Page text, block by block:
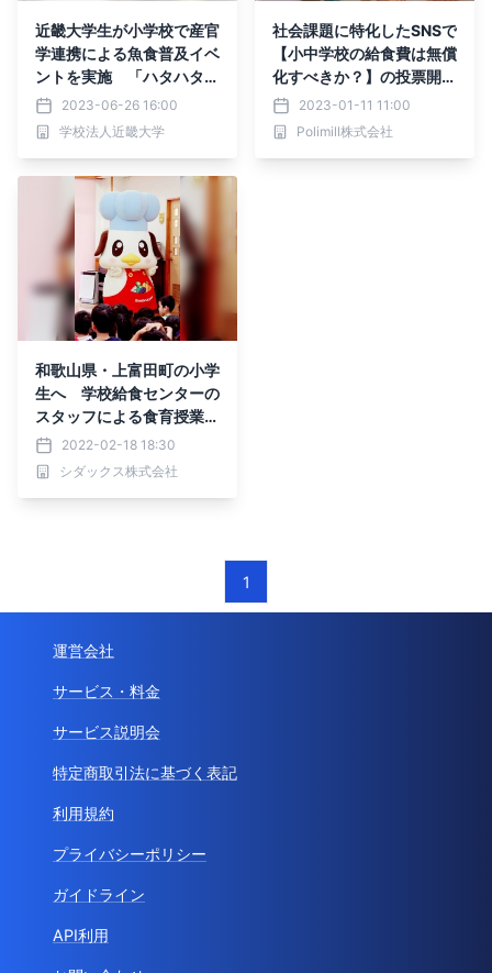
近畿大学生が小学校で産官
学連携による魚食普及イベ
ントを実施 「ハタハタ旗
プロジェクト～食でつなが
る人・地域・未来～」
2023-06-26 16:00
学校法人近畿大学
社会課題に特化したSNSで
【小中学校の給食費は無償
化すべきか？】の投票開
始。課題提起はユナイテッ
ドピープル代表の関根健次
氏
2023-01-11 11:00
Polimill株式会社
和歌山県・上富田町の小学
生へ 学校給食センターの
スタッフによる食育授業を
実施2022-02-18 18:30
シダックス株式会社
1
運営会社
サービス・料金
サービス説明会
特定商取引法に基づく表記
利用規約
プライバシーポリシー
ガイドライン
API利用